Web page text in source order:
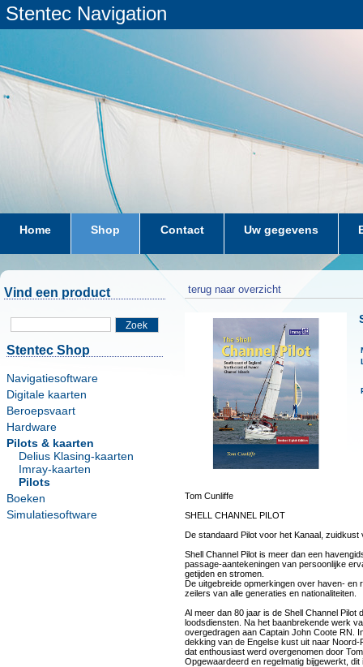
Stentec Navigation
Home Shop Contact Uw gegevens
Vind een product
Zoek
Stentec Shop
Navigatiesoftware
Digitale kaarten
Beroepsvaart
Hardware
Pilots & kaarten
Delius Klasing-kaarten
Imray-kaarten
Pilots
Boeken
Simulatiesoftware
terug naar overzicht
Tom Cunliffe
SHELL CHANNEL PILOT
De standaard Pilot voor het Kanaal,
Shell Channel Pilot is meer dan een
passage-aantekeningen van persoonlijke
getijden en stromen.
De uitgebreide opmerkingen over haven- en
zeilers van alle generaties en nationaliteiten.
Al meer dan 80 jaar is de Shell Channel Pilot
loodsdiensten. Na het baanbrekende werk
overgedragen aan Captain John Coote RN.
dekking van de Engelse kust uit naar
dat enthousiast werd overgenomen door
Opgewaardeerd en regelmatig bijgewerkt,